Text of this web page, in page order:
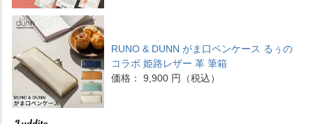
RUNO & DUNN がま口ペンケース るぅの
コラボ 姫路レザー 革 筆箱
価格： 9,900 円（税込）